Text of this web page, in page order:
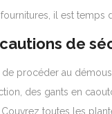
il est
de
procéder au
des gants en
toutes les